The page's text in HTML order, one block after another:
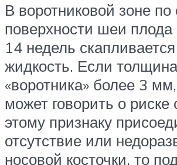
В воротниковой зоне по
поверхности шеи
14 недель
жидкость. Если толщина
«воротника» более 3
может говорить о риске
этому признаку
отсутствие или
носовой косточки, то